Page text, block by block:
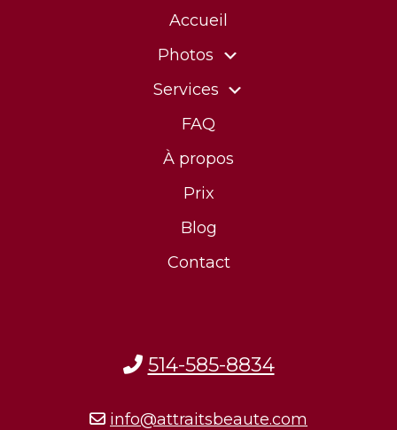
Accueil
Photos
Services
FAQ
À propos
Prix
Blog
Contact
514-585-8834
info@attraitsbeaute.com